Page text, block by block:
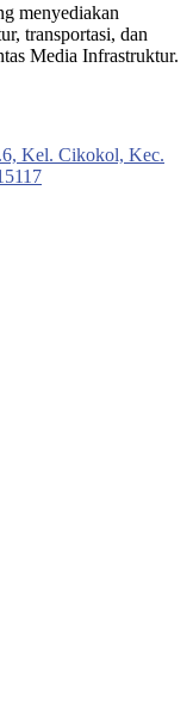
menyediakan
transportasi, dan
Media Infrastruktur.
Kel. Cikokol, Kec.